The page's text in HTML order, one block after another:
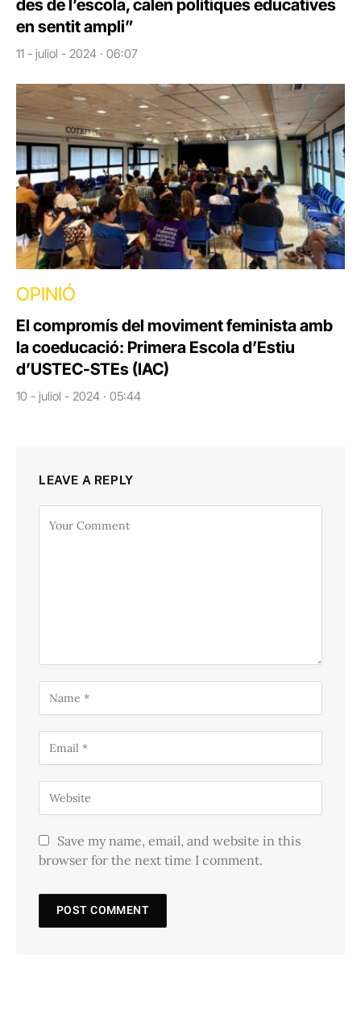
des de l’escola, calen polítiques educatives
en sentit ampli”
11 - juliol - 2024 · 06:07
OPINIÓ
El compromís del moviment feminista amb
la coeducació: Primera Escola d’Estiu
d’USTEC-STEs (IAC)
10 - juliol - 2024 · 05:44
LEAVE A REPLY
Save my name, email, and website in this
browser for the next time I comment.